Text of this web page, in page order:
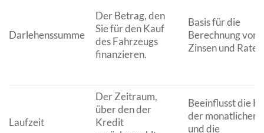
Darlehenssumme
Der Betrag, den
Sie für den Kauf
des Fahrzeugs
finanzieren.
Basis für die
Berechnung von
Zinsen und
Laufzeit
Der Zeitraum,
über den der
Kredit
Beeinflusst die
der monatlichen
und die